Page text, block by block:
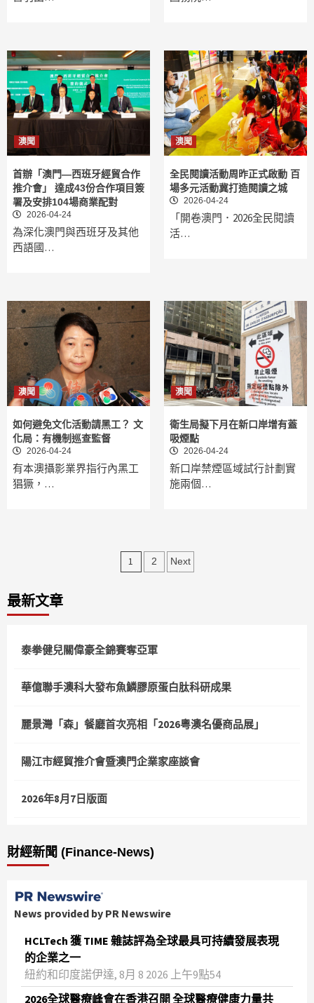
澳聞
首辦「澳門—西班牙經貿合作
推介會」 達成43份合作項目簽
署及安排104場商業配對
2026-04-24
為深化澳門與西班牙及其他
西語國…
澳聞
全民閱讀活動周昨正式啟動 百
場多元活動冀打造閱讀之城
2026-04-24
「開卷澳門．2026全民閱讀
活…
澳聞
如何避免文化活動請黑工？ 文
化局：有機制巡查監督
2026-04-24
有本澳攝影業界指行內黑工
猖獗，…
澳聞
衛生局擬下月在新口岸增有蓋
吸煙點
2026-04-24
新口岸禁煙區域試行計劃實
施兩個…
文
1 2 Next
最新文章
泰拳健兒關偉豪全錦賽奪亞軍
華億聯手澳科大發布魚鱗膠原蛋白肽科研成果
麗景灣「森」餐廳首次亮相「2026粵澳名優商品展」
陽江市經貿推介會暨澳門企業家座談會
2026年8月7日版面
財經新聞 (Finance-News)
News provided by PR Newswire
HCLTech 獲 TIME 雜誌評為全球最具可持續發展表現
的企業之一
紐約和印度諾伊達, 8月 8 2026 上午9點54
2026全球醫療峰會在香港召開 全球醫療健康力量共